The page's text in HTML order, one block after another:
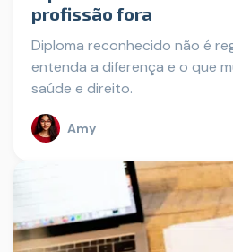
profissão fora
Diploma reconhecido não é
entenda a diferença e o que
saúde e direito.
Amy